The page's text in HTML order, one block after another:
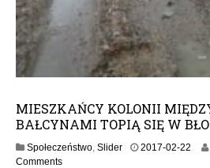
MIESZKAŃCY KOLONII
BAŁCYNAMI TOPIĄ SIĘ W
Społeczeństwo, Slider 2017-02-22
Comments